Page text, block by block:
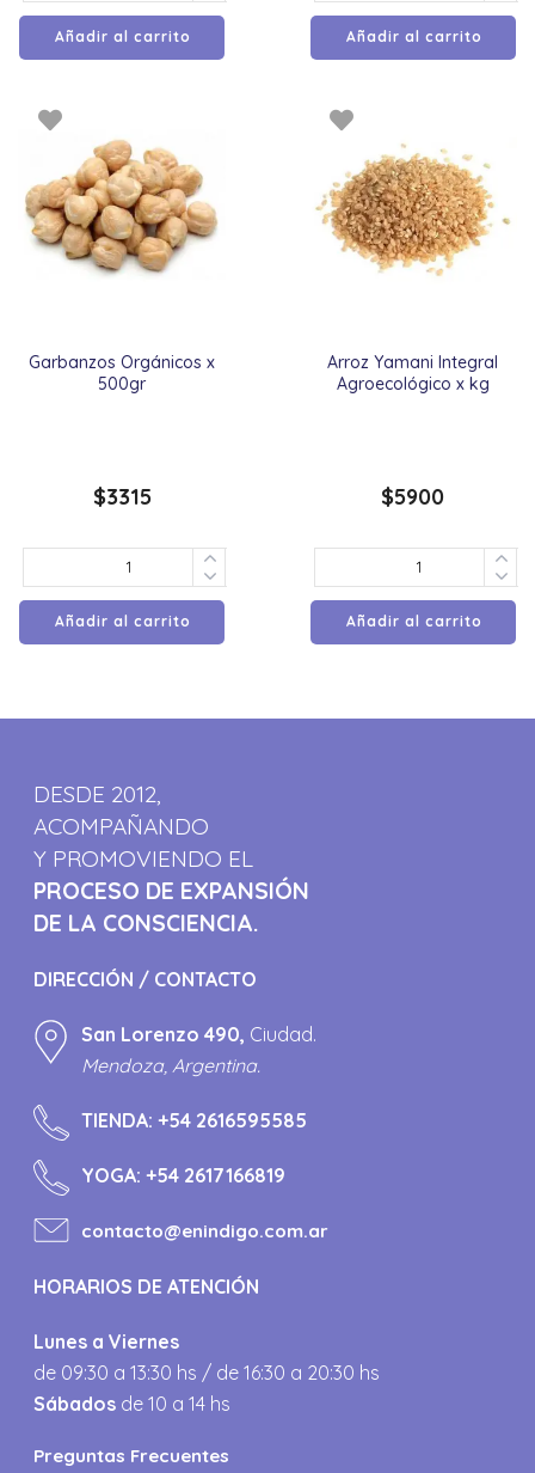
Añadir al carrito Añadir al carrito
Garbanzos Orgánicos x
500gr
$3315
Añadir al carrito
Arroz Yamani Integral
Agroecológico x kg
$5900
Añadir al carrito
DESDE 2012,
ACOMPAÑANDO
Y PROMOVIENDO EL
PROCESO DE EXPANSIÓN
DE LA CONSCIENCIA.
DIRECCIÓN / CONTACTO
San Lorenzo 490, Ciudad.
Mendoza, Argentina.
TIENDA:+54 2616595585
YOGA:+54 2617166819
contacto@enindigo.com.ar
HORARIOS DE ATENCIÓN
Lunes a Viernes
de 09:30 a 13:30 hs / de 16:30 a 20:30 hs
Sábados de 10 a 14 hs
Preguntas Frecuentes